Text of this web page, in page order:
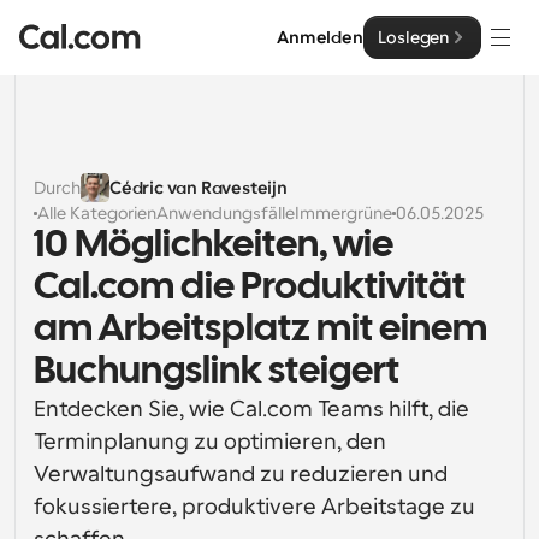
Anmelden Loslegen
Lösungen
Nach Teamgröße
Für Einzelpersonen
Persönliche Terminplanung einfach gemacht
Kollaborative Planung für Gruppen
Für Entwickler
Leistungsstarke Funktionen und Integrationen
Für Unternehmen
Enterprise
Entwickler
Entwicklerdokumentation
Dokumentation für die Cal.com-Plattform
API
Ressourcen
API
Erstellen Sie Ihre eigenen Integrationen mit unserer
Preisgestaltung
Durch
Cédric van Ravesteijn
Alle KategorienAnwendungsfälleImmergrüne 06.05.2025
10 Möglichkeiten, wie
Cal.com die Produktivität
am Arbeitsplatz mit einem
Buchungslink steigert
Entdecken Sie, wie Cal.com Teams hilft, die
Terminplanung zu optimieren, den
Verwaltungsaufwand zu reduzieren und
fokussiertere, produktivere Arbeitstage zu